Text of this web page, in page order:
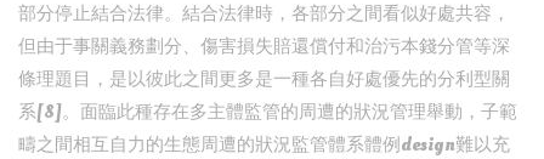
部分停止結合法律。結合法律時，各部分之間看似好處共容，
但由于事關義務劃分、傷害損失賠還償付和治污本錢分管等深
條理題目，是以彼此之間更多是一種各自好處優先的分利型關
系[8]。面臨此種存在多主體監管的周遭的狀況管理舉動，子範
疇之間相互自力的生態周遭的狀況監管體系體例design難以充